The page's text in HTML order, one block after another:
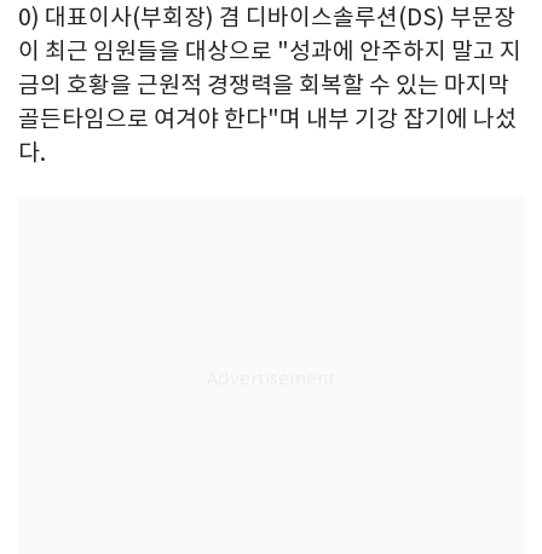
0) 대표이사(부회장) 겸 디바이스솔루션(DS) 부문장
이 최근 임원들을 대상으로 "성과에 안주하지 말고 지
금의 호황을 근원적 경쟁력을 회복할 수 있는 마지막
골든타임으로 여겨야 한다"며 내부 기강 잡기에 나섰
다.